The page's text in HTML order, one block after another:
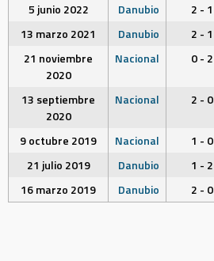
5 junio 2022
Danubio 2 - 1
13 marzo 2021
Danubio 2 - 1
21 noviembre
2020
Nacional 0 - 2
13 septiembre
2020
Nacional 2 - 0
9 octubre 2019 Nacional 1 - 0
21 julio 2019
Danubio 1 - 2
16 marzo 2019
Danubio 2 - 0